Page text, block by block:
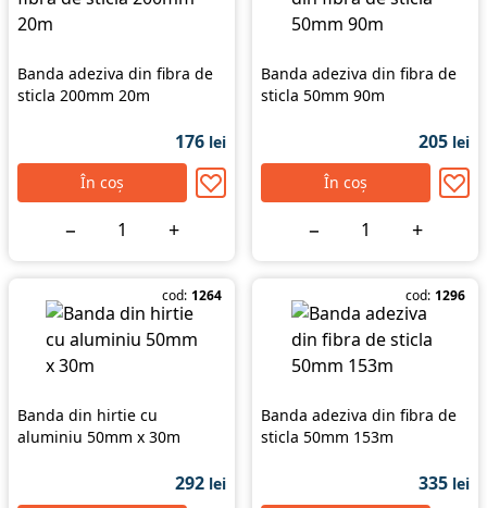
Banda adeziva din fibra de
sticla 200mm 20m
176 lei
În coș
− +
Banda adeziva din fibra de
sticla 50mm 90m
205 lei
În coș
− +
cod: 1264
Banda din hirtie cu
aluminiu 50mm x 30m
292 lei
cod: 1296
Banda adeziva din fibra de
sticla 50mm 153m
335 lei